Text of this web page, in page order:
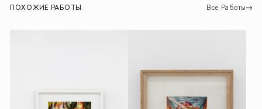
ПОХОЖИЕ РАБОТЫ Все Работы